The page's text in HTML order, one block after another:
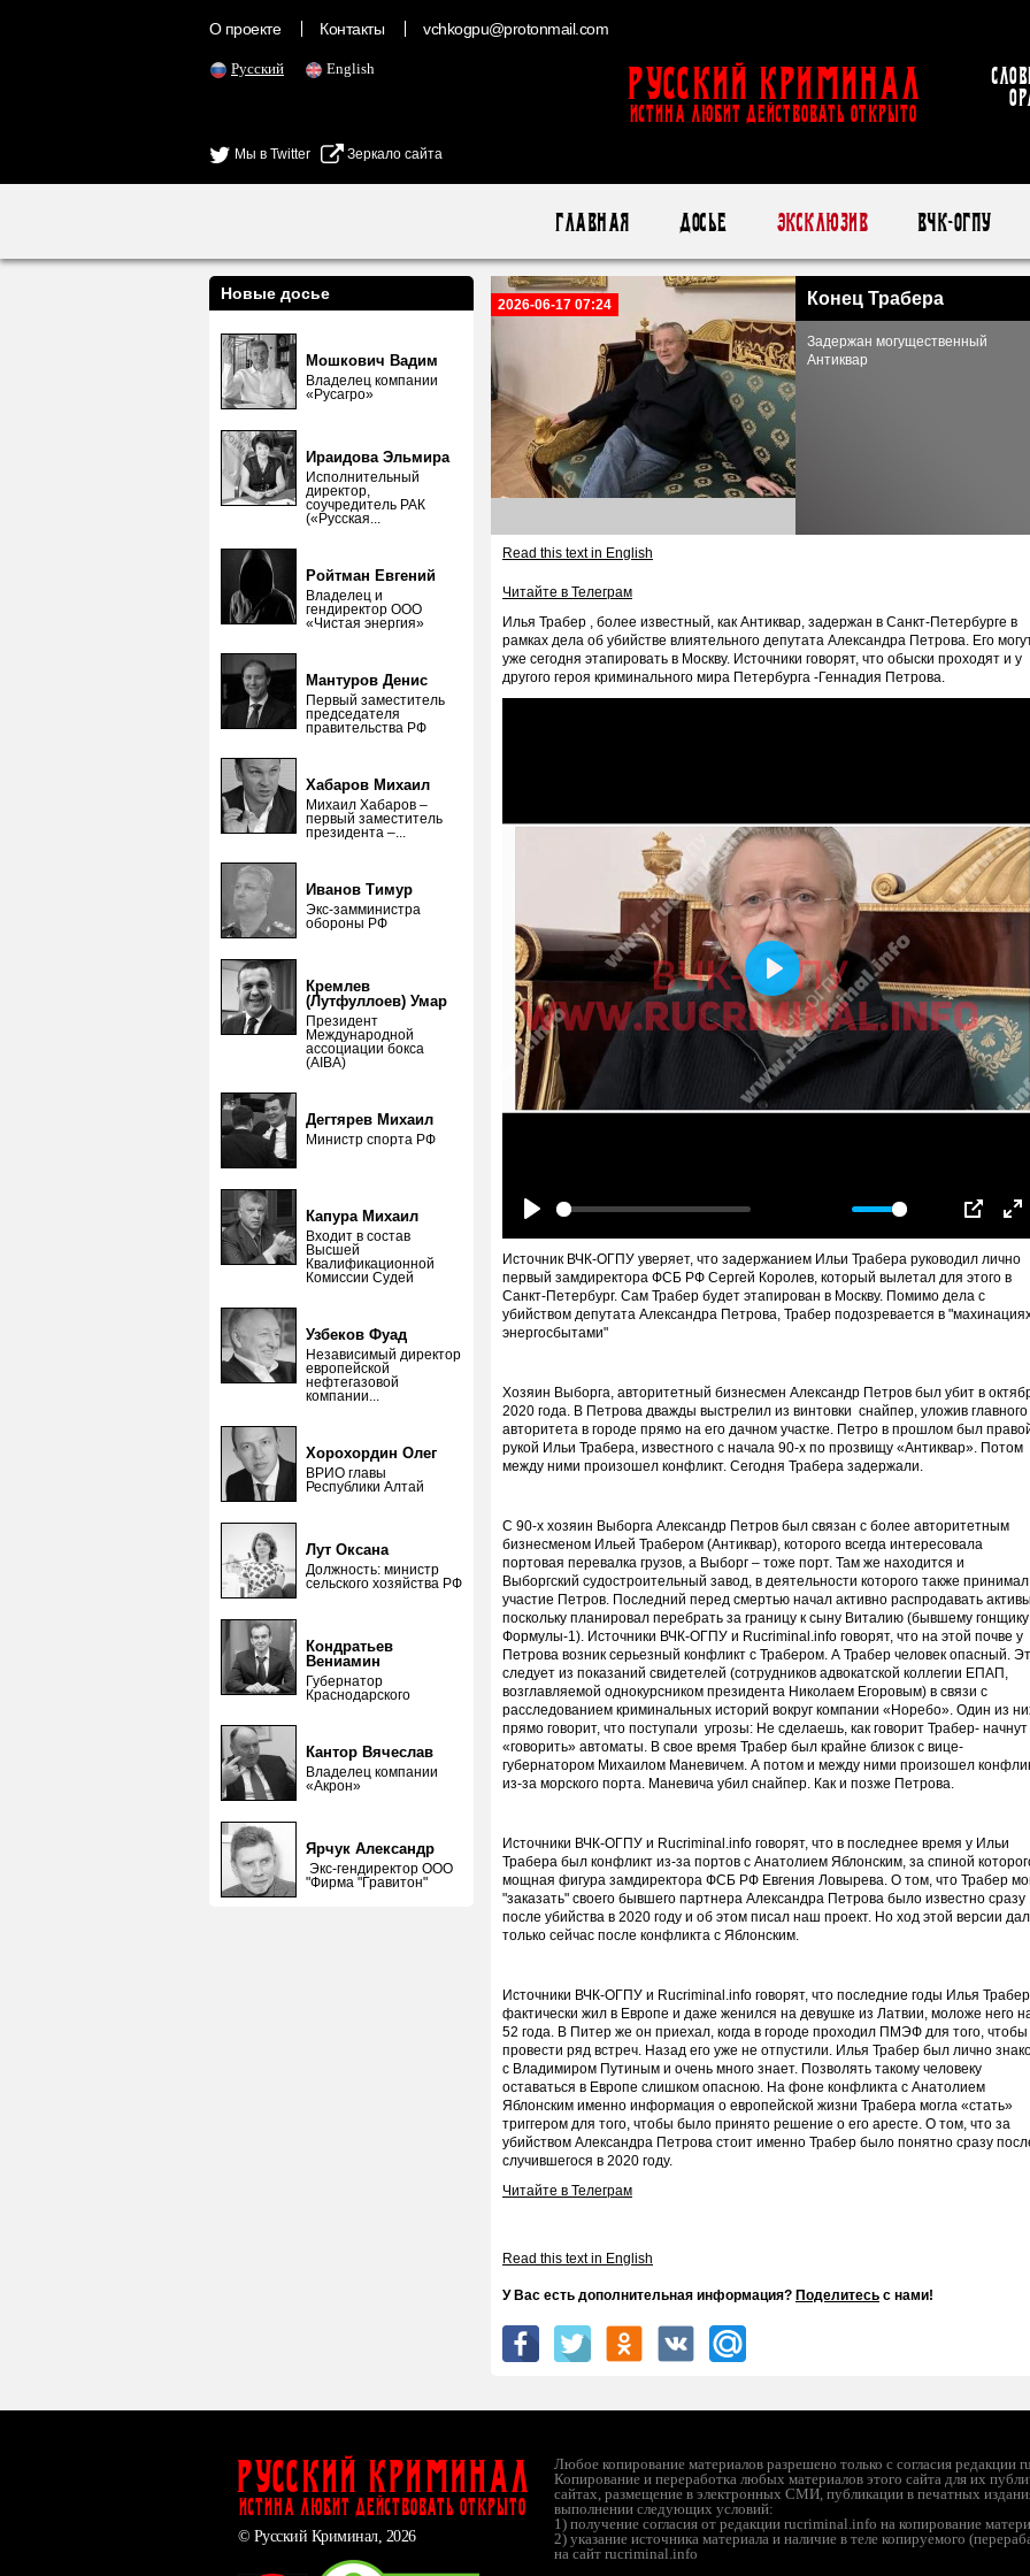
О проекте Контакты vchkogpu@protonmail.com
Русский English
Мы в Twitter Зеркало сайта
Русский Криминал
ИСТИНА ЛЮБИТ ДЕЙСТВОВАТЬ ОТКРЫТО
Главная Досье Эксклюзив ВЧК-ОГПУ
Новые досье
Мошкович Вадим
Владелец компании
«Русагро»
Ираидова Эльмира
Исполнительный
директор,
соучредитель РАК
(«Русская...
Ройтман Евгений
Владелец и
гендиректор ООО
«Чистая энергия»
Мантуров Денис
Первый заместитель
председателя
правительства РФ
Хабаров Михаил
Михаил Хабаров –
первый заместитель
президента –...
Иванов Тимур
Экс-замминистра
обороны РФ
Кремлев
(Лутфуллоев) Умар
Президент
Международной
ассоциации бокса
(AIBA)
Дегтярев Михаил
Министр спорта РФ
Капура Михаил
Входит в состав
Высшей
Квалификационной
Комиссии Судей
Узбеков Фуад
Независимый директор
европейской
нефтегазовой
компании...
Хорохордин Олег
ВРИО главы
Республики Алтай
Лут Оксана
Должность: министр
сельского хозяйства РФ
Кондратьев
Вениамин
Губернатор
Краснодарского
Кантор Вячеслав
Владелец компании
«Акрон»
Ярчук Александр
Экс-гендиректор ООО
"Фирма "Гравитон"
2026-06-17 07:24 Конец Трабера
Задержан могущественный
Антиквар
Read this text in English
Читайте в Телеграм
Илья Трабер , более известный, как Антиквар, задержан в Санкт-Петербурге в
рамках дела об убийстве влиятельного депутата Александра Петрова. Его
уже сегодня этапировать в Москву. Источники говорят, что обыски проходят и у
другого героя криминального мира Петербурга -Геннадия Петрова.
Play
Источник ВЧК-ОГПУ уверяет, что задержанием Ильи Трабера руководил лично
первый замдиректора ФСБ РФ Сергей Королев, который вылетал для этого в
Санкт-Петербург. Сам Трабер будет этапирован в Москву. Помимо дела с
убийством депутата Александра Петрова, Трабер подозревается в
энергосбытами"
Хозяин Выборга, авторитетный бизнесмен Александр Петров был убит в
2020 года. В Петрова дважды выстрелил из винтовки снайпер, уложив главного
авторитета в городе прямо на его дачном участке. Петро в прошлом был
рукой Ильи Трабера, известного с начала 90-х по прозвищу «Антиквар». Потом
между ними произошел конфликт. Сегодня Трабера задержали.
С 90-х хозяин Выборга Александр Петров был связан с более авторитетным
бизнесменом Ильей Трабером (Антиквар), которого всегда интересовала
портовая перевалка грузов, а Выборг – тоже порт. Там же находится и
Выборгский судостроительный завод, в деятельности которого также принимал
участие Петров. Последний перед смертью начал активно распродавать
поскольку планировал перебрать за границу к сыну Виталию (бывшему гонщику
Формулы-1). Источники ВЧК-ОГПУ и Rucriminal.info говорят, что на этой почве у
Петрова возник серьезный конфликт с Трабером. А Трабер человек опасный.
следует из показаний свидетелей (сотрудников адвокатской коллегии ЕПАП,
возглавляемой однокурсником президента Николаем Егоровым) в связи с
расследованием криминальных историй вокруг компании «Норебо». Один из
прямо говорит, что поступали угрозы: Не сделаешь, как говорит Трабер- начнут
«говорить» автоматы. В свое время Трабер был крайне близок с вице-
губернатором Михаилом Маневичем. А потом и между ними произошел
из-за морского порта. Маневича убил снайпер. Как и позже Петрова.
Источники ВЧК-ОГПУ и Rucriminal.info говорят, что в последнее время у Ильи
Трабера был конфликт из-за портов с Анатолием Яблонским, за спиной
мощная фигура замдиректора ФСБ РФ Евгения Ловырева. О том, что Трабер
"заказать" своего бывшего партнера Александра Петрова было известно сразу
после убийства в 2020 году и об этом писал наш проект. Но ход этой версии
только сейчас после конфликта с Яблонским.
Источники ВЧК-ОГПУ и Rucriminal.info говорят, что последние годы Илья Трабер
фактически жил в Европе и даже женился на девушке из Латвии, моложе него
52 года. В Питер же он приехал, когда в городе проходил ПМЭФ для того, чтобы
провести ряд встреч. Назад его уже не отпустили. Илья Трабер был лично
с Владимиром Путиным и очень много знает. Позволять такому человеку
оставаться в Европе слишком опасною. На фоне конфликта с Анатолием
Яблонским именно информация о европейской жизни Трабера могла «стать»
триггером для того, чтобы было принято решение о его аресте. О том, что за
убийством Александра Петрова стоит именно Трабер было понятно сразу
случившегося в 2020 году.
Читайте в Телеграм
Read this text in English
У Вас есть дополнительная информация? Поделитесь с нами!
Русский Криминал
ИСТИНА ЛЮБИТ ДЕЙСТВОВАТЬ ОТКРЫТО
© Русский Криминал, 2026
Любое копирование материалов разрешено только с согласия редакции
Копирование и переработка любых материалов этого сайта для их
сайтах, размещение в электронных СМИ, публикации в печатных
выполнении следующих условий:
1) получение согласия от редакции rucriminal.info на копирование
2) указание источника материала и наличие в теле копируемого
на сайт rucriminal.info